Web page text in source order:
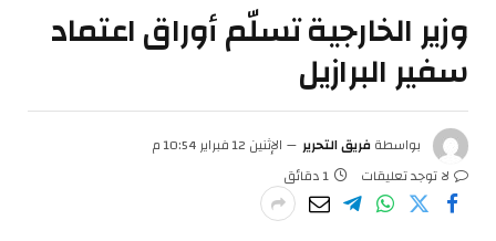
وزير الخارجية تسلّم أوراق اعتماد
سفير البرازيل
بواسطةفريق التحرير
الإثنين 12 فبراير 10:54 م
لا توجد تعليقات
1 دقائق